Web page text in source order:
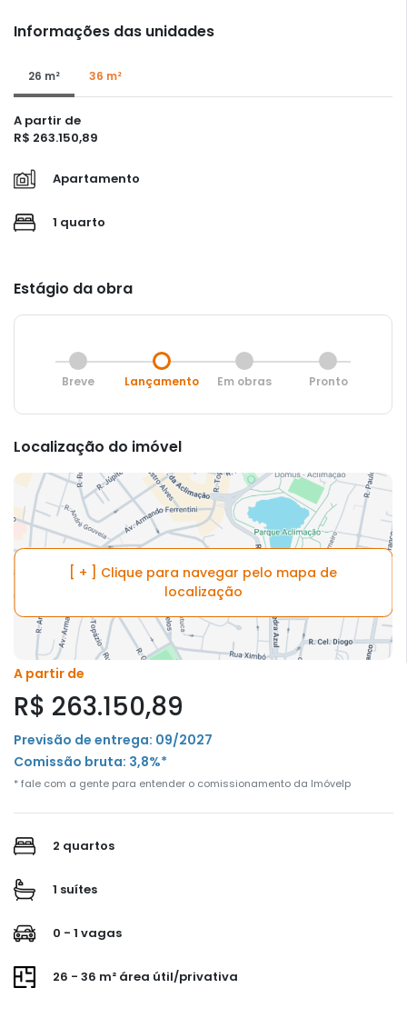
Informações das unidades
26 m² 36 m²
A partir de
R$ 263.150,89
Apartamento
1 quarto
Estágio da obra
Breve Lançamento Em obras Pronto
Localização do imóvel
[ + ] Clique para navegar pelo mapa de
localização
A partir de
R$ 263.150,89
Previsão de entrega: 09/2027
Comissão bruta: 3,8%*
* fale com a gente para entender o comissionamento da Imóvelp
2 quartos
1 suítes
0 - 1 vagas
26 - 36 m² área útil/privativa